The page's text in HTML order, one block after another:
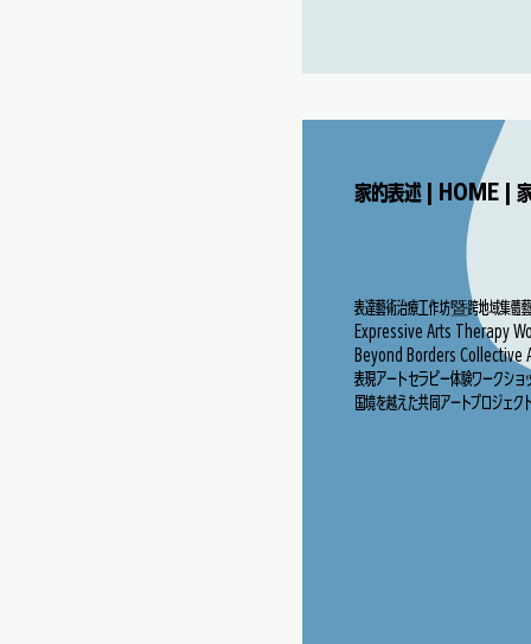
家的表述 | HOME |
表達藝術治療工作坊暨跨地域集體
Expressive Arts Therapy
Beyond Borders Collective
表現アートセラピー体験ワークショ
国境を越えた共同アートプロジェク